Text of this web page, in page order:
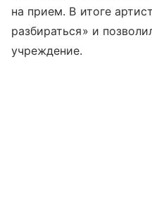
на прием. В итоге
разбираться» и
учреждение.